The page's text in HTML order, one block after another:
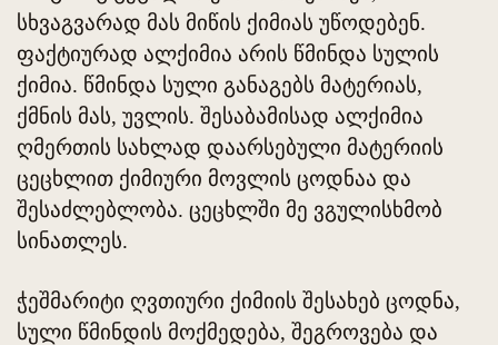
სხვაგვარად მას მიწის ქიმიას უწოდებენ.
ფაქტიურად ალქიმია არის წმინდა სულის
ქიმია. წმინდა სული განაგებს მატერიას,
ქმნის მას, უვლის. შესაბამისად ალქიმია
ღმერთის სახლად დაარსებული მატერიის
ცეცხლით ქიმიური მოვლის ცოდნაა და
შესაძლებლობა. ცეცხლში მე ვგულისხმობ
სინათლეს.
ჭეშმარიტი ღვთიური ქიმიის შესახებ ცოდნა,
სული წმინდის მოქმედება, შეგროვება და